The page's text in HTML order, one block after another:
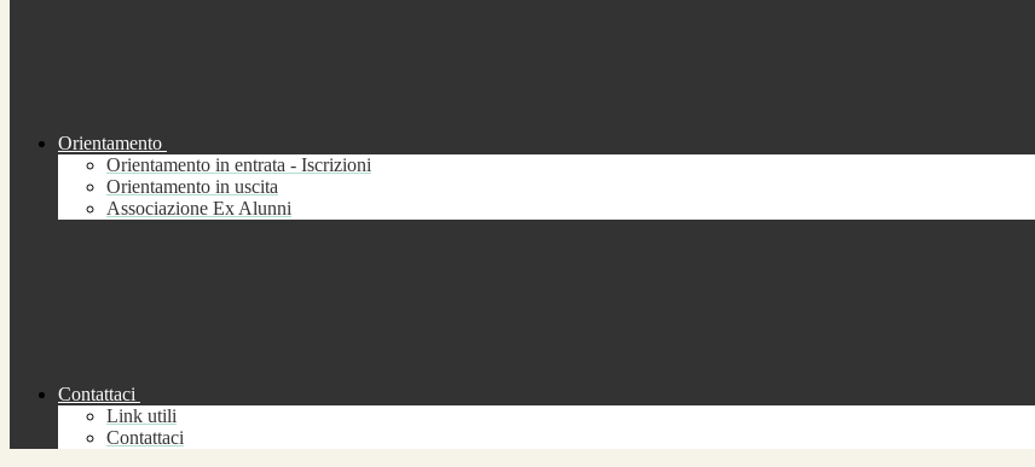
Orientamento
Orientamento in entrata - Iscrizioni
Orientamento in uscita
Associazione Ex Alunni
Contattaci
Link utili
Contattaci